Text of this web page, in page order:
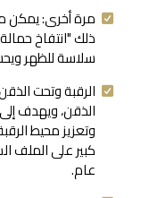
مرة أخرى: يمكن
ذلك "انتفاخ
سلاسة للظهر
الرقبة وتحت
الذقن، ويهدف
وتعزيز محيط
كبير على
عام.